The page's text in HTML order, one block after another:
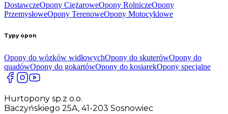
DostawczeOpony CiężaroweOpony RolniczeOpony
PrzemysłoweOpony TerenoweOpony Motocyklowe
Typy opon
Opony do wózków widłowychOpony do skuterówOpony do
quadówOpony do gokartówOpony do kosiarekOpony specjalne
Hurtopony sp.z o.o.
Baczyńskiego 25A, 41-203 Sosnowiec